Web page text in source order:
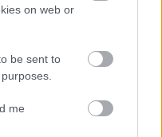
on web or
be sent to
me